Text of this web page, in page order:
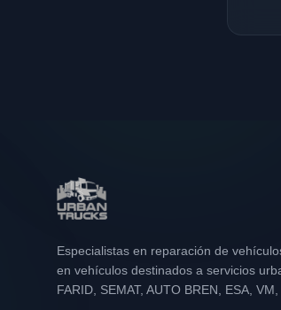
Especialistas en reparación de
en vehículos destinados a servicios
FARID, SEMAT, AUTO BREN, ESA,